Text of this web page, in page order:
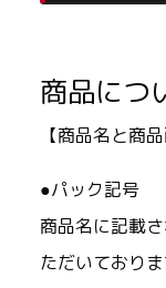
商品につ
【商品名と商
●パック記号
商品名に記載
ただいておりま